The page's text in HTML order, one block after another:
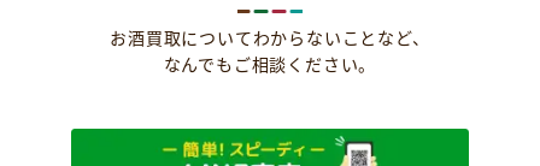
お酒買取についてわからないことなど、
なんでもご相談ください。